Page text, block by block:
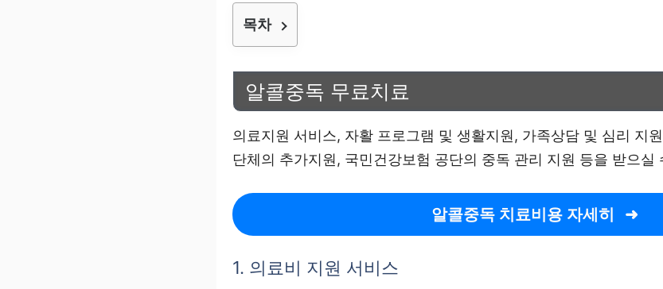
목차
알콜중독 무료치료
의료지원 서비스, 자활 프로그램 및 생활지원, 가족상담 및 심리 지
단체의 추가지원, 국민건강보험 공단의 중독 관리 지원 등을 받으실
알콜중독 치료비용 자세히
1. 의료비 지원 서비스